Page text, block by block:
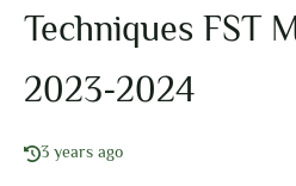
Techniques FST
2023-2024
3 years ago